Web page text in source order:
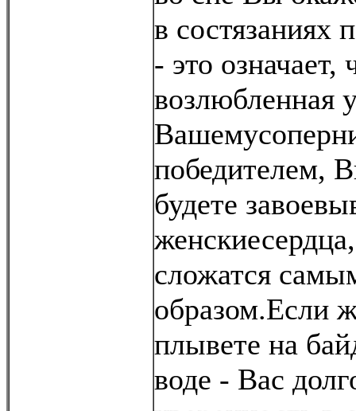
в состязаниях
- это
возлюбленная
победителем,
будете
сложатся
образом.Если
плывете на
воде - Вас